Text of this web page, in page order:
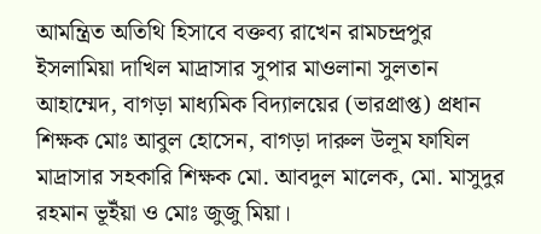
আমন্ত্রিত অতিথি হিসাবে বক্তব্য রাখেন রামচন্দ্রপুর
ইসলামিয়া দাখিল মাদ্রাসার সুপার মাওলানা সুলতান
আহাম্মেদ, বাগড়া মাধ্যমিক বিদ্যালয়ের (ভারপ্রাপ্ত) প্রধান
শিক্ষক মোঃ আবুল হোসেন, বাগড়া দারুল উলূম ফাযিল
মাদ্রাসার সহকারি শিক্ষক মো. আবদুল মালেক, মো. মাসুদুর
রহমান ভূইঁয়া ও মোঃ জুজু মিয়া।